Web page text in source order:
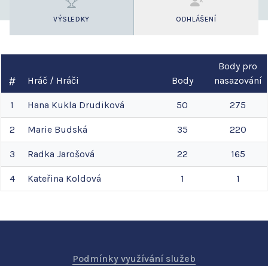
VÝSLEDKY ODHLÁŠENÍ
Hráč / Hráči Body
Body pro
nasazování
1 Hana Kukla Drudiková 50 275
2 Marie Budská 35 220
3 Radka Jarošová 22 165
4 Kateřina Koldová 1 1
Podmínky využívání služeb